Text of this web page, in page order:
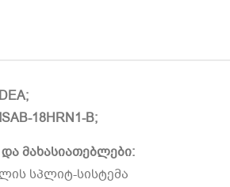
18HRN1-B;
მახასიათებლები:
სპლიტ-სისტემა